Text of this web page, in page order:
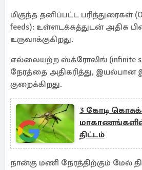
மிகுந்த தனிப்பட்ட பரிந்துரைகள்
feeds): உள்ளடக்கத்துடன் அதிக
உருவாக்குகிறது.
எல்லையற்ற ஸ்க்ரோலிங் (infinite
நேரத்தை அதிகரித்து,
குறைக்கிறது.
3 கோடி
மாகாணங்களில்
திட்டம்
நான்கு மணி நேரத்திற்கும் மேல்